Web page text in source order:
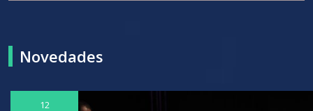
Novedades
12